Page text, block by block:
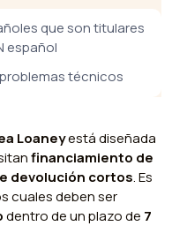
que son titulares
español
técnicos
Loaneyestá diseñada
financiamiento de
devolución cortos. Es
cuales deben ser
dentro de un plazo de 7